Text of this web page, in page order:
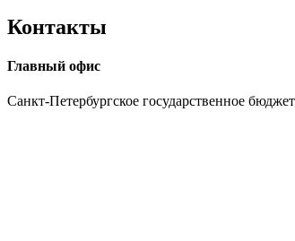
Контакты
Главный офис
Санкт-Петербургское государственное